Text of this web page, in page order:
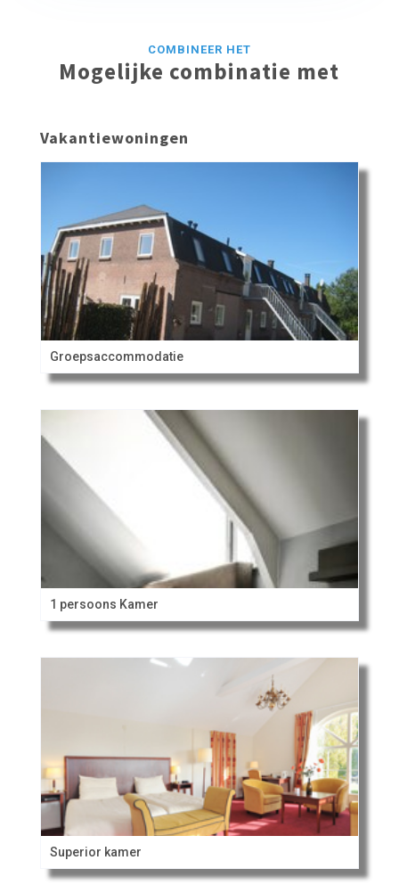
COMBINEER HET
Mogelijke combinatie met
Vakantiewoningen
Groepsaccommodatie
1 persoons Kamer
Superior kamer